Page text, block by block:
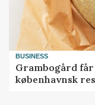
BUSINESS
Grambogård får
københavnsk